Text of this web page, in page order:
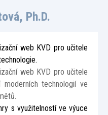
Ph.D.
web KVD pro učitele
web KVD pro učitele
technologií ve
s využitelností ve výuce